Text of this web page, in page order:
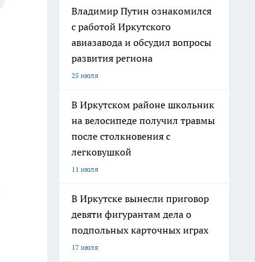
Владимир Путин ознакомился
с работой Иркутского
авиазавода и обсудил вопросы
развития региона
25 июля
В Иркутском районе школьник
на велосипеде получил травмы
после столкновения с
легковушкой
11 июля
В Иркутске вынесли приговор
девяти фигурантам дела о
подпольных карточных играх
17 июля